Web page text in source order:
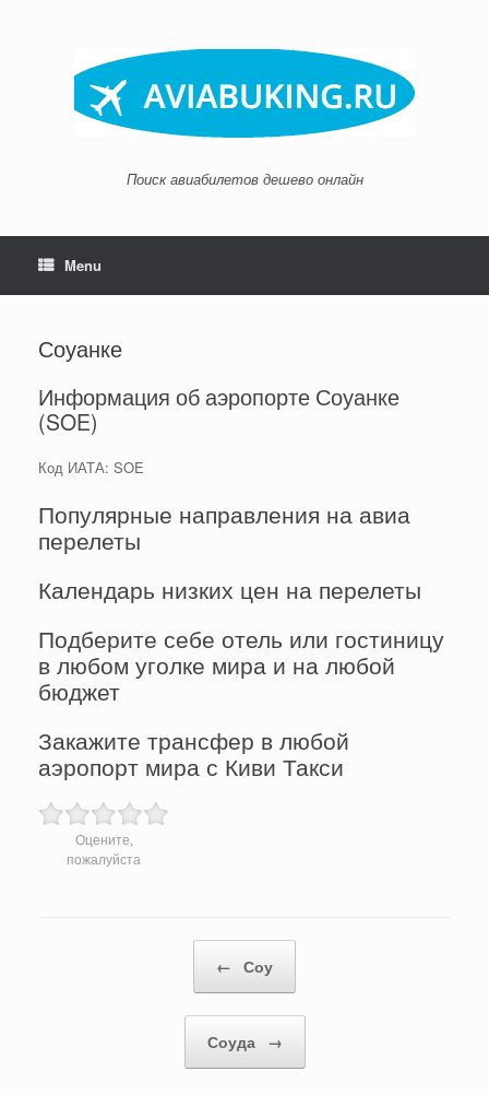
Поиск авиабилетов дешево онлайн
Menu
Соуанке
Информация об аэропорте Соуанке
(SOE)
Код ИАТА: SOE
Популярные направления на авиа
перелеты
Календарь низких цен на перелеты
Подберите себе отель или гостиницу
в любом уголке мира и на любой
бюджет
Закажите трансфер в любой
аэропорт мира с Киви Такси
Оцените,
пожалуйста
← Соу
Соуда →